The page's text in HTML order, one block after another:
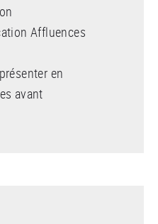
Affluences
en
avant